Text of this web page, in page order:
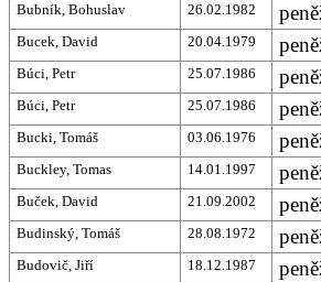
Bubník, Bohuslav 26.02.1982
Bucek, David 20.04.1979
Búci, Petr 25.07.1986
Búci, Petr 25.07.1986
Bucki, Tomáš 03.06.1976
Buckley, Tomas 14.01.1997
Buček, David 21.09.2002
Budinský, Tomáš 28.08.1972
Budovič, Jiří 18.12.1987